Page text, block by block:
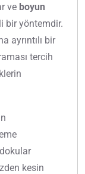
ve boyun
bir yöntemdir.
ayrıntılı bir
tercih
kesin